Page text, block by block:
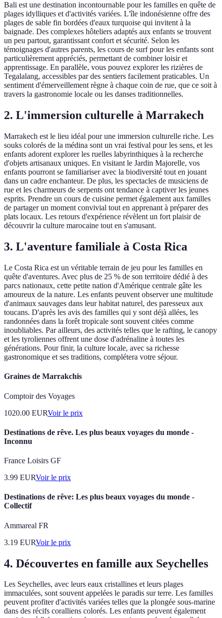
Bali est une destination incontournable pour les familles en quête de
plages idylliques et d'activités variées. L'île indonésienne offre des
plages de sable fin bordées d'eaux turquoise qui invitent à la
baignade. Des complexes hôteliers adaptés aux enfants se trouvent
un peu partout, garantissant confort et sécurité. Selon les
témoignages d'autres parents, les cours de surf pour les enfants sont
particulièrement appréciés, permettant de combiner loisir et
apprentissage. En parallèle, vous pouvez explorer les rizières de
Tegalalang, accessibles par des sentiers facilement praticables. Un
sentiment d'émerveillement règne à chaque coin de rue, que ce soit à
travers la gastronomie locale ou les danses traditionnelles.
2. L'immersion culturelle à Marrakech
Marrakech est le lieu idéal pour une immersion culturelle riche. Les
souks colorés de la médina sont un vrai festival pour les sens, et les
enfants adorent explorer les ruelles labyrinthiques à la recherche
d'objets artisanaux uniques. En visitant le Jardin Majorelle, vos
enfants pourront se familiariser avec la biodiversité tout en jouant
dans un cadre enchanteur. De plus, les spectacles de musiciens de
rue et les charmeurs de serpents ont tendance à captiver les jeunes
esprits. Prendre un cours de cuisine permet également aux familles
de partager un moment convivial tout en apprenant à préparer des
plats locaux. Les retours d'expérience révèlent un fort plaisir de
découvrir la culture marocaine tout en s'amusant.
3. L'aventure familiale à Costa Rica
Le Costa Rica est un véritable terrain de jeu pour les familles en
quête d'aventures. Avec plus de 25 % de son territoire dédié à des
parcs nationaux, cette petite nation d'Amérique centrale gâte les
amoureux de la nature. Les enfants peuvent observer une multitude
d'animaux sauvages dans leur habitat naturel, des paresseux aux
toucans. D'après les avis des familles qui y sont déjà allées, les
randonnées dans la forêt tropicale sont souvent citées comme
inoubliables. Par ailleurs, des activités telles que le rafting, le canopy
et les tyroliennes offrent une dose d'adrénaline à toutes les
générations. Pour finir, la culture locale, avec sa richesse
gastronomique et ses traditions, complétera votre séjour.
Graines de Marrakchis
Comptoir des Voyages
1020.00 EURVoir le prix
Destinations de rêve. Les plus beaux voyages du monde -
Inconnu
France Loisirs GF
3.99 EURVoir le prix
Destinations de rêve: Les plus beaux voyages du monde -
Collectif
Ammareal FR
3.19 EURVoir le prix
4. Découvertes en famille aux Seychelles
Les Seychelles, avec leurs eaux cristallines et leurs plages
immaculées, sont souvent appelées le paradis sur terre. Les familles
peuvent profiter d'activités variées telles que la plongée sous-marine
dans des récifs coralliens colorés. Les enfants peuvent également